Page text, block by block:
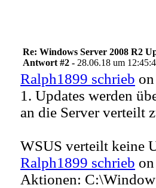
Re: Windows Server 2008 R2
Antwort #2 - 28.06.18 um
Ralph1899 schrieb
1. Updates werden
an die Server verteilt
WSUS verteilt keine
Ralph1899 schrieb
Aktionen: